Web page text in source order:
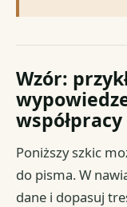
Wzór:
współpracy
Poniższy szkic
do pisma. W
dane i dopasuj